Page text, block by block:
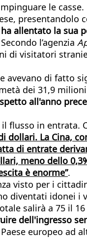
le
presentandolo
allentato la sua
Secondo l’agenzia
di visitatori
avevano di fatto
dei 31,9
all'anno
flusso in entrata.
La Cina,
di entrate
meno dello
è enorme”.
visto per i
diventati idonei i
salirà a 75 il
dell'ingresso
europeo ad